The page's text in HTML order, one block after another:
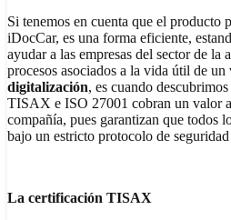
Si tenemos en cuenta que el producto
iDocCar, es una forma eficiente,
ayudar a las empresas del sector de la
procesos asociados a la vida útil de
digitalización, es cuando
TISAX e ISO 27001 cobran un valor
compañía, pues garantizan que todos
bajo un estricto protocolo de
La certificación TISAX